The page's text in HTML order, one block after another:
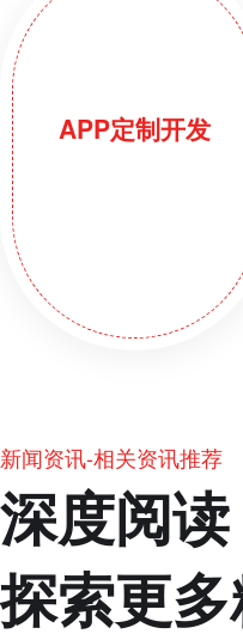
APP定制开发
新闻资讯-相关资讯推荐
深度阅读
探索更多